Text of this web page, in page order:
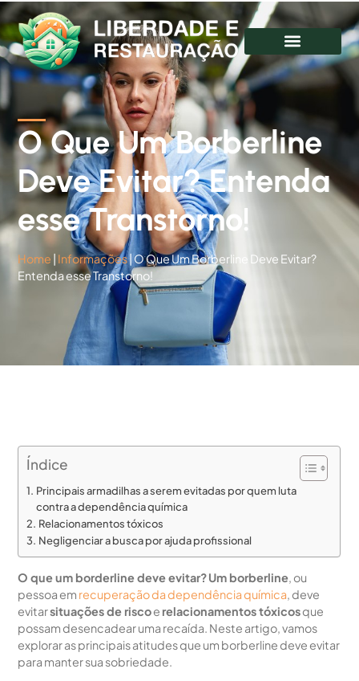
O Que Um Borberline
Deve Evitar? Entenda
esse Transtorno!
Home | Informações|O Que Um Borberline Deve Evitar?
Entenda esse Transtorno!
Índice
Principais armadilhas a serem evitadas por quem luta
contra a dependência química
Relacionamentos tóxicos
Negligenciar a busca por ajuda profissional
O que um borderline deve evitar?Um borberline, ou
pessoa em recuperação da dependência química, deve
evitarsituações de riscoe relacionamentos tóxicosque
possam desencadear uma recaída. Neste artigo, vamos
explorar as principais atitudes que um borberline deve evitar
para manter sua sobriedade.